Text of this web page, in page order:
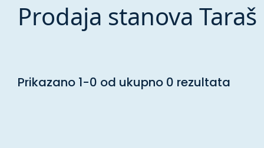
Prodaja stanova Taraš
Prikazano 1-0 od ukupno 0 rezultata